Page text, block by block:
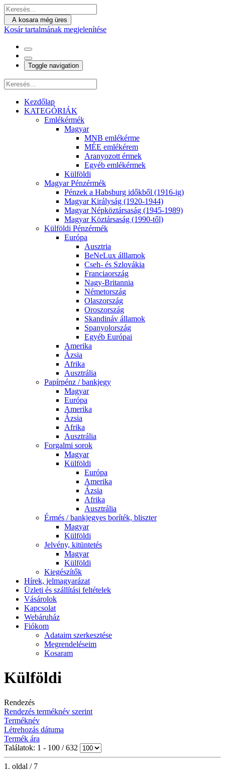
A kosara még üres
Kosár tartalmának megjelenítése
Toggle navigation
Kezdőlap
KATEGÓRIÁK
Emlékérmék
Magyar
MNB emlékérme
MÉE emlékérem
Aranyozott érmek
Egyéb emlékérmek
Külföldi
Magyar Pénzérmék
Pénzek a Habsburg időkből (1916-ig)
Magyar Királyság (1920-1944)
Magyar Népköztársaság (1945-1989)
Magyar Köztársaság (1990-től)
Külföldi Pénzérmék
Európa
Ausztria
BeNeLux álllamok
Cseh- és Szlovákia
Franciaország
Nagy-Britannia
Németország
Olaszország
Oroszország
Skandináv államok
Spanyolország
Egyéb Európai
Amerika
Ázsia
Afrika
Ausztrália
Papírpénz / bankjegy
Magyar
Európa
Amerika
Ázsia
Afrika
Ausztrália
Forgalmi sorok
Magyar
Külföldi
Európa
Amerika
Ázsia
Afrika
Ausztrália
Érmés / bankjegyes boríték, bliszter
Magyar
Külföldi
Jelvény, kitüntetés
Magyar
Külföldi
Kiegészítők
Hírek, jelmagyarázat
Üzleti és szállítási feltételek
Vásárolok
Kapcsolat
Webáruház
Fiókom
Adataim szerkesztése
Megrendeléseim
Kosaram
Külföldi
Rendezés
Rendezés terméknév szerint
Terméknév
Létrehozás dátuma
Termék ára
Találatok: 1 - 100 / 632
1. oldal / 7